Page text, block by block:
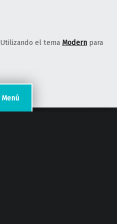
Menú
Utilizando el tema Modern para